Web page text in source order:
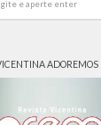
ADOREMOS